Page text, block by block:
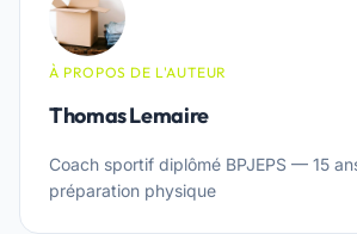
À PROPOS DE L'AUTEUR
Thomas Lemaire
Coach sportif diplômé BPJEPS — 15
préparation physique